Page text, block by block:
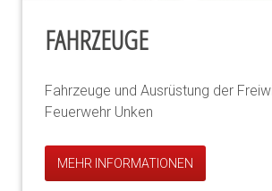
FAHRZEUGE
Fahrzeuge und Ausrüstung der
Feuerwehr Unken
MEHR INFORMATIONEN